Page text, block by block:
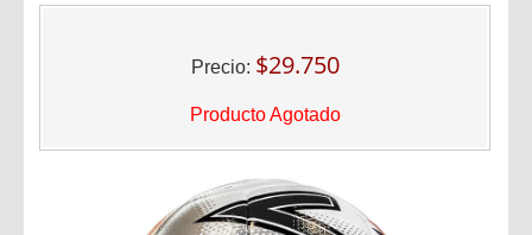
Precio: $29.750
Producto Agotado